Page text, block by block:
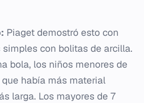
Piaget demostró esto con
con bolitas de arcilla.
bola, los niños menores de
había más material
larga. Los mayores de 7